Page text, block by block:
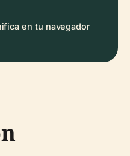
en tu navegador